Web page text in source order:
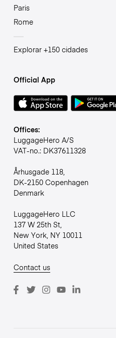
Paris
Rome
Explorar +150 cidades
Official App
Offices:
LuggageHero A/S
VAT-no.: DK37611328
Århusgade 118,
DK-2150 Copenhagen
Denmark
LuggageHero LLC
137 W 25th St,
New York, NY 10011
United States
Contact us